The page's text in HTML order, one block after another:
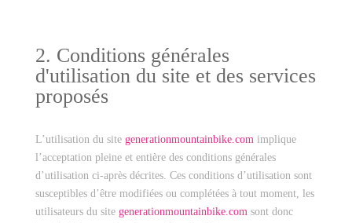
2. Conditions générales
d'utilisation du site et des services
proposés
L’utilisation du site generationmountainbike.com implique
l’acceptation pleine et entière des conditions générales
d’utilisation ci-après décrites. Ces conditions d’utilisation sont
susceptibles d’être modifiées ou complétées à tout moment, les
utilisateurs du site generationmountainbike.com sont donc